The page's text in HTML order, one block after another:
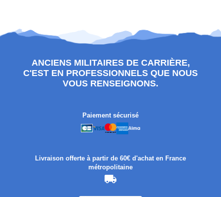
ANCIENS MILITAIRES DE CARRIÈRE,
C'EST EN PROFESSIONNELS QUE NOUS
VOUS RENSEIGNONS.
Paiement sécurisé
Livraison offerte à partir de 60€ d'achat en France
métropolitaine